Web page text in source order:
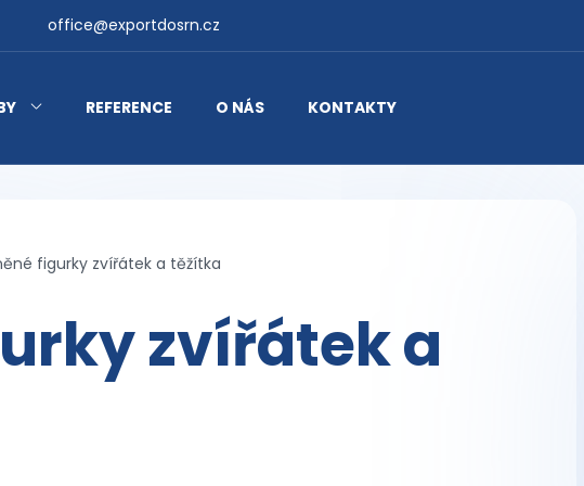
office@exportdosrn.cz
REFERENCE O NÁS KONTAKTY
figurky zvířátek a těžítka
zvířátek a